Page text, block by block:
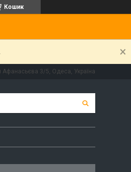
Кошик
Афанасьєва 3/5, Одеса, Україна